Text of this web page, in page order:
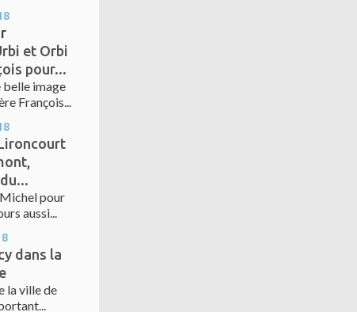
et Orbi
pour...
image
François...
pour
aussi...
dans la
la ville de